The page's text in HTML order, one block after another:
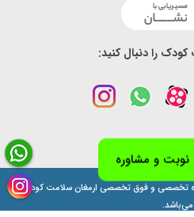
را دنبال کنید:
تخصصی و فوق تخصصی ارمغان سلامت کودک
می‌باشد.
نوبت و مشاوره